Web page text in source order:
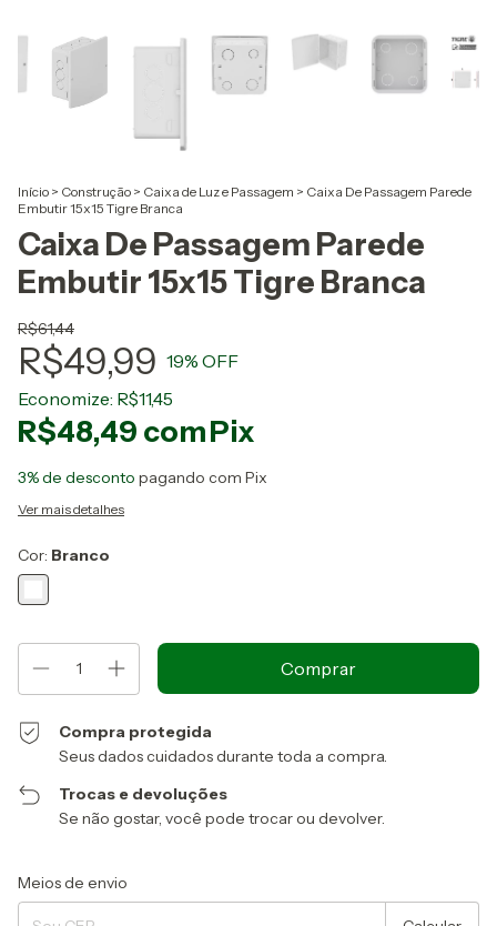
Início > Construção > Caixa de Luz e Passagem > Caixa De Passagem Parede
Embutir 15x15 Tigre Branca
Caixa De Passagem Parede
Embutir 15x15 Tigre Branca
R$61,44
R$49,99 19% OFF
Economize: R$11,45
R$48,49 comPix
3% de desconto pagando com Pix
Ver mais detalhes
Cor: Branco
Compra protegida
Seus dados cuidados durante toda a compra.
Trocas e devoluções
Se não gostar, você pode trocar ou devolver.
Entregas para o CEP:
Meios de envio